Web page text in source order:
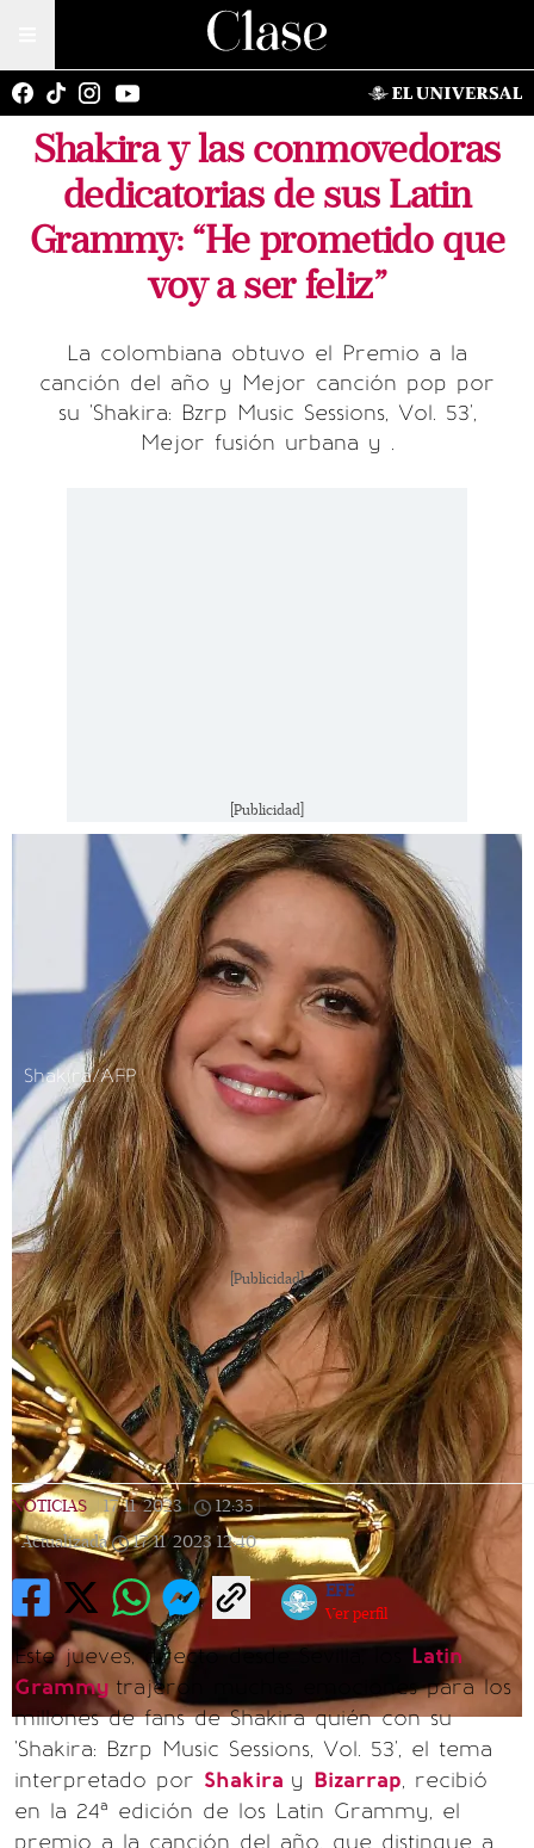
Shakira y las conmovedoras
dedicatorias de sus Latin
Grammy: “He prometido que
voy a ser feliz”
La colombiana obtuvo el Premio a la
canción del año y Mejor canción pop por
su 'Shakira: Bzrp Music Sessions, Vol. 53',
Mejor fusión urbana y .
[Publicidad]
Shakira/AFP
[Publicidad]
NOTICIAS 17/11/2023 | 12:35 |
Actualizada
17/11/2023 12:40
​​​​​​​EFE
Ver perfil
Este jueves, directo desde Sevilla, los Latin
Grammy trajeron muchas emociones para los
millones de fans de Shakira quién con su
'Shakira: Bzrp Music Sessions, Vol. 53', el tema
interpretado por Shakira y Bizarrap, recibió
en la 24ª edición de los Latin Grammy, el
premio a la canción del año, que distingue a